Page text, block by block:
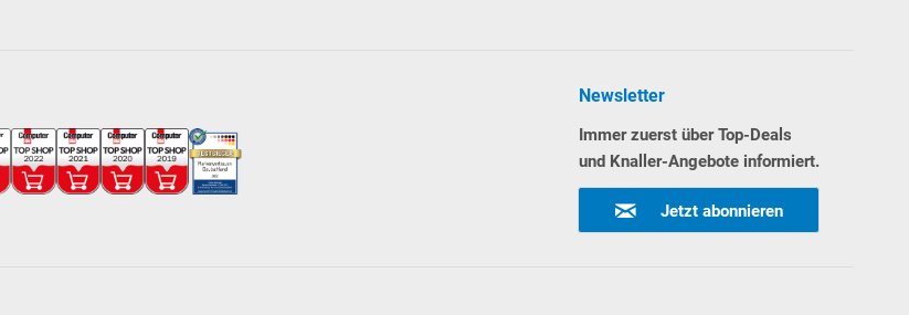
Newsletter
Immer zuerst über Top-Deals
und Knaller-Angebote informiert.
Jetzt abonnieren